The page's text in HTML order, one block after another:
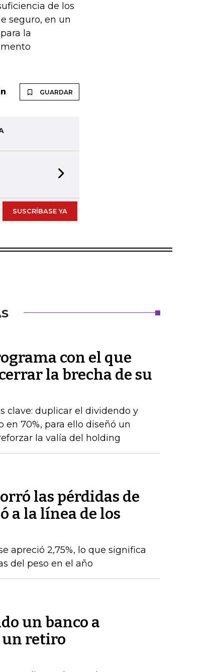
de los
seguro, en un
la
GUARDAR
SUSCRÍBASE YA
con el que
la brecha de su
clave: duplicar el dividendo y
70%, para ello diseñó un
la valía del holding
las pérdidas de
a la línea de los
apreció 2,75%, lo que significa
del peso en el año
un banco a
un retiro